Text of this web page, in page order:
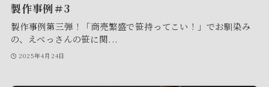
製作事例＃3
製作事例第三弾！「商売繁盛で笹持ってこい！」でお馴染み
の、えべっさんの笹に関...
2025年4月24日